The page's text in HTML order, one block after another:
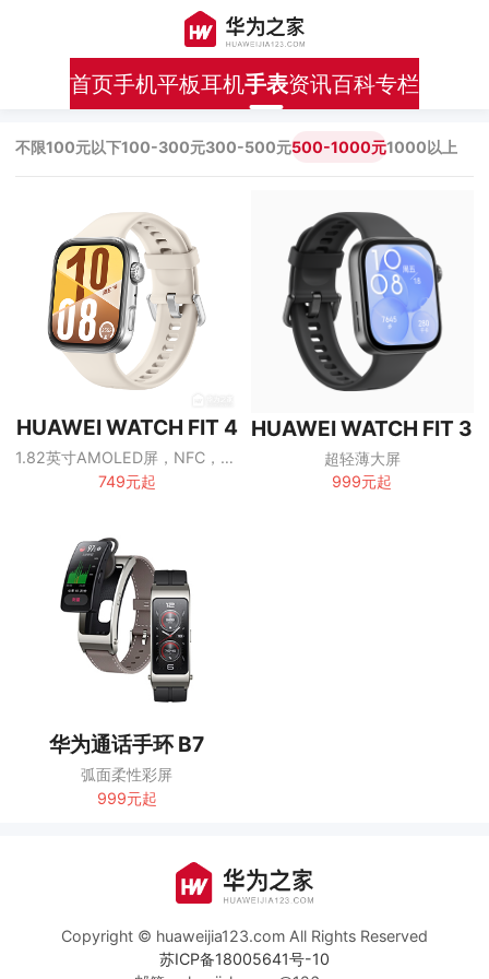
首页手机平板耳机手表资讯百科专栏
不限100元以下100-300元300-500元500-1000元1000以上
HUAWEI WATCH FIT 4
1.82英寸AMOLED屏，NFC，蓝牙通话，最长10天续航
749元起
HUAWEI WATCH FIT 3
超轻薄大屏
999元起
华为通话手环 B7
弧面柔性彩屏
999元起
Copyright © huaweijia123.com All Rights Reserved
苏ICP备18005641号-10